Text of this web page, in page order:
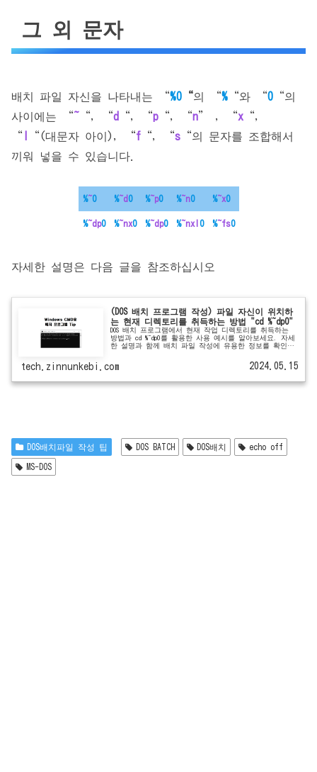
그 외 문자
배치 파일 자신을 나타내는 “%0 “의 “% “와 “0 “의
사이에는 “~ “, “d “, “p “, “n” , “x “,
“
“(대문자 아이), “f “, “s “의 문자를 조합해서
끼워 넣을 수 있습니다.
%~0 %~d 0 %~p0 %~n0 %~x0
%~dp0 %~nx0 %~dp0 %~nxI 0 %~fs0
자세한 설명은 다음 글을 참조하십시오
(DOS 배치 프로그램 작성) 파일 자신이 위치하
는 현재 디렉토리를 취득하는 방법 "cd %~dp0"
DOS 배치 프로그램에서 현재 작업 디렉토리를 취득하는
방법과 cd %~dp0를 활용한 사용 예시를 알아보세요. 자세
한 설명과 함께 배치 파일 작성에 유용한 정보를 확인하
tech.zinnunkebi.com 2024.05.15
DOS배치파일 작성 팁 DOS BATCH DOS배치 echo off
MS-DOS